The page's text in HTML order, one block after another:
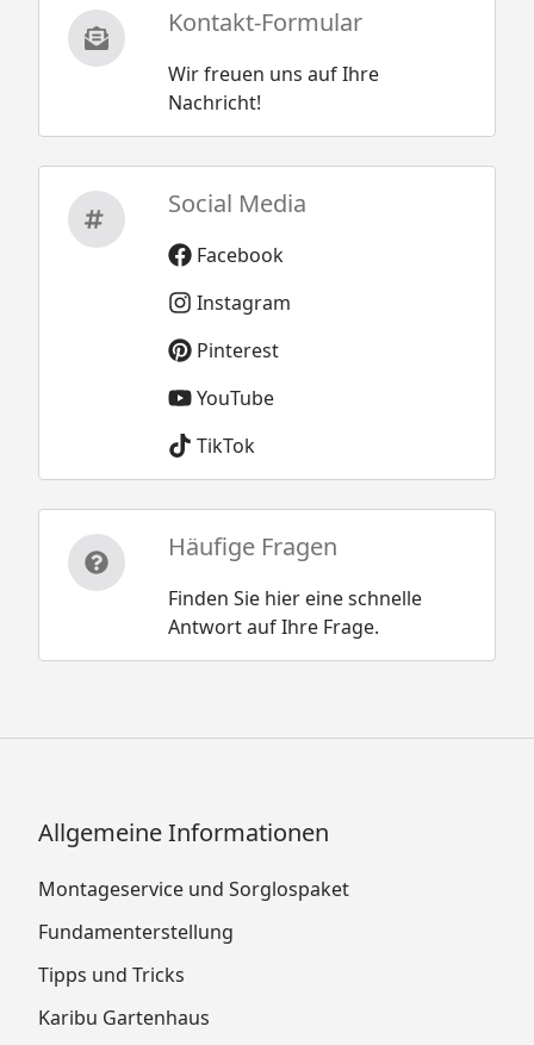
Kontakt-Formular
Wir freuen uns auf Ihre
Nachricht!
Social Media
Facebook
Instagram
Pinterest
YouTube
TikTok
Häufige Fragen
Finden Sie hier eine schnelle
Antwort auf Ihre Frage.
Allgemeine Informationen
Montageservice und Sorglospaket
Fundamenterstellung
Tipps und Tricks
Karibu Gartenhaus